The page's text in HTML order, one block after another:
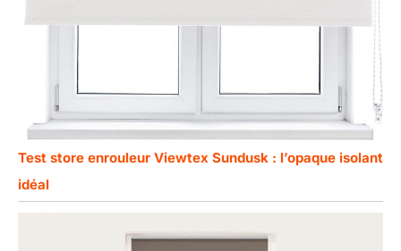
Test store enrouleur Viewtex Sundusk : l’opaque isolant
idéal